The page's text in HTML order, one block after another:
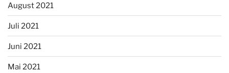
August 2021
Juli 2021
Juni 2021
Mai 2021